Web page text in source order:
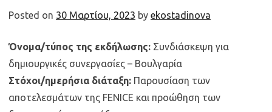
Posted on 30 Μαρτίου, 2023 by ekostadinova
Όνομα/τύπος της εκδήλωσης: Συνδιάσκεψη για
δημιουργικές συνεργασίες – Βουλγαρία
Στόχοι/ημερήσια διάταξη: Παρουσίαση των
αποτελεσμάτων της FENICE και προώθηση των